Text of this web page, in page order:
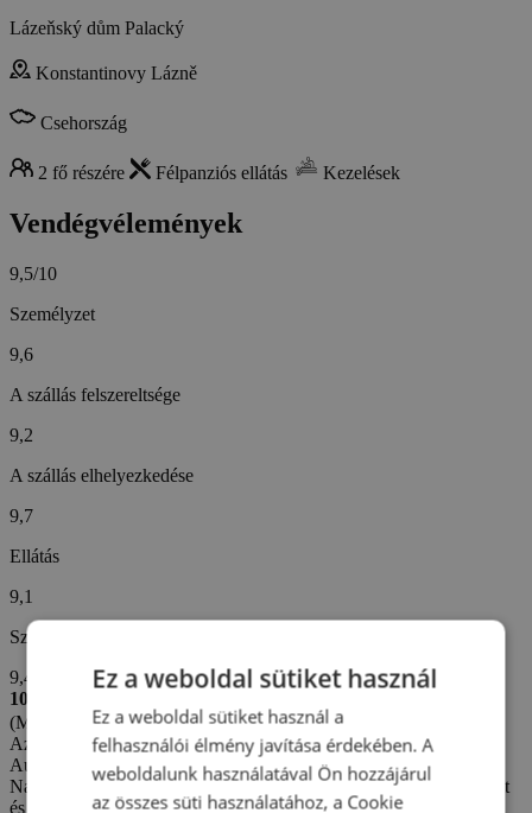
Lázeňský dům Palacký
Konstantinovy Lázně
Csehország
2 fő részére Félpanziós ellátás Kezelések
Vendégvélemények
9,5/10
Személyzet
9,6
A szállás felszereltsége
9,2
A szállás elhelyezkedése
9,7
Ellátás
9,1
Szállodai szolgáltatások
9,4
10/10
(Martin Š. -
Cseh)
Az értékelés létrehozva: 11. 7. 2026
Automatikus fordítás (
Eredeti megjelenítése
Nagyon tetszett nekünk. A személyzet kedves volt. Szép környezet
és nyugalom. Szép kerékpárutak és ösvények a forrásokhoz.
Ez a weboldal sütiket használ
Ez a weboldal sütiket használ a
felhasználói élmény javítása érdekében. A
weboldalunk használatával Ön hozzájárul
az összes süti használatához, a Cookie